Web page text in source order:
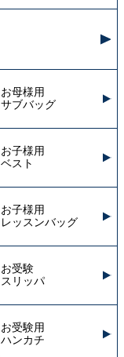
お母様用
サブバッグ
お子様用
ベスト
お子様用
レッスンバッグ
お受験
スリッパ
お受験用
ハンカチ